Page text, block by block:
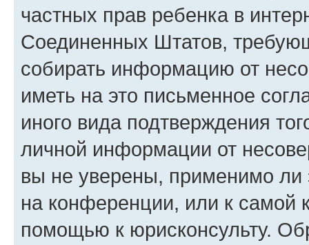
частных прав ребенка в
Соединенных Штатов,
собирать информацию от
иметь на это письменное
иного вида подтверждения
личной информации от
вы не уверены, применимо ли
на конференции, или к самой
помощью к юрисконсульту.